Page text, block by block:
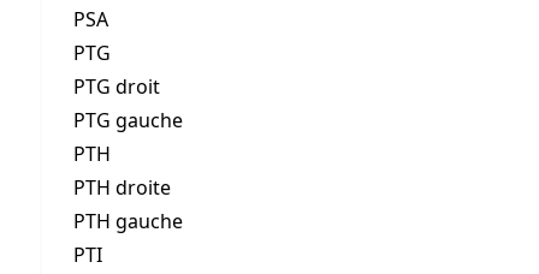
PSA
PTG
PTG droit
PTG gauche
PTH
PTH droite
PTH gauche
PTI